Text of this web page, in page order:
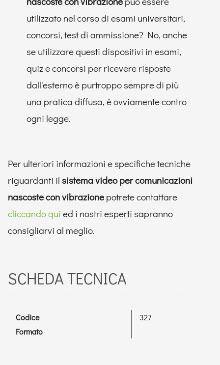
utilizzato nel corso di esami universitari,
concorsi, test di ammissione? No, anche
se utilizzare questi dispositivi in esami,
quiz e concorsi per ricevere risposte
dall'esterno è purtroppo sempre di più
una pratica diffusa, è ovviamente contro
ogni legge.
Per ulteriori informazioni e specifiche tecniche
riguardanti il sistema video per comunicazioni
nascoste con vibrazionepotrete contattare
cliccando qui ed i nostri esperti sapranno
consigliarvi al meglio.
SCHEDA TECNICA
Codice
327
Formato